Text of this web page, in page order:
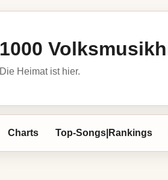
1000
Die Heimat ist hier.
Charts Top-Songs|Rankings